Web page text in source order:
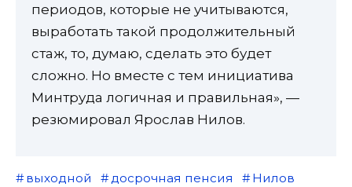
периодов, которые не учитываются,
выработать такой продолжительный
стаж, то, думаю, сделать это будет
сложно. Но вместе с тем инициатива
Минтруда логичная и правильная», —
резюмировал Ярослав Нилов.
выходной досрочная пенсия
Нилов